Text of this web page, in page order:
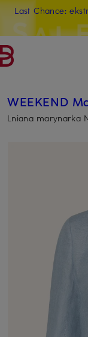
PRZEJDŹ DO
Last Chance:
WEEKEND
Lniana marynarka